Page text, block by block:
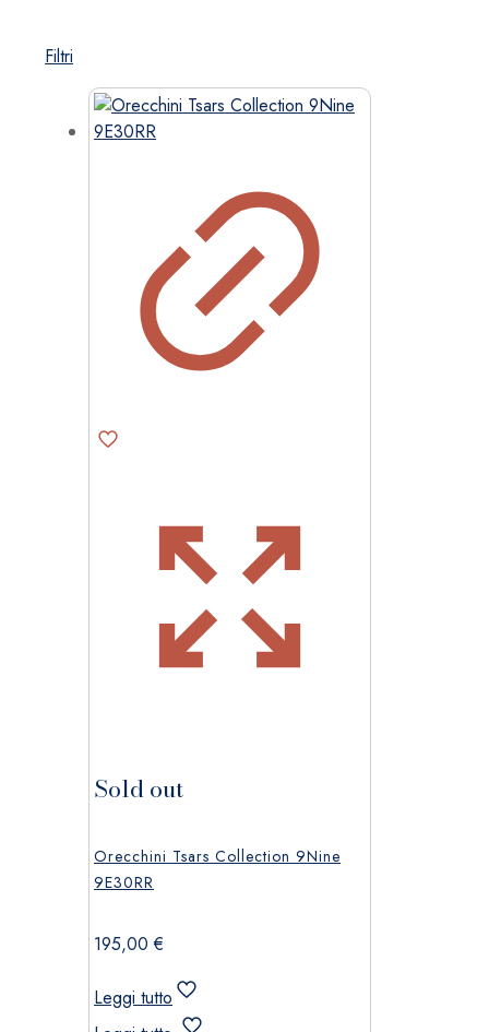
Filtri
Sold out
Orecchini Tsars Collection 9Nine
9E30RR
195,00€
Leggi tutto